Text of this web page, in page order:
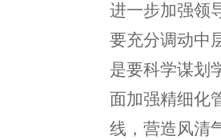
进一步加强领
要充分调动中
是要科学谋划
面加强精细化
线，营造风清